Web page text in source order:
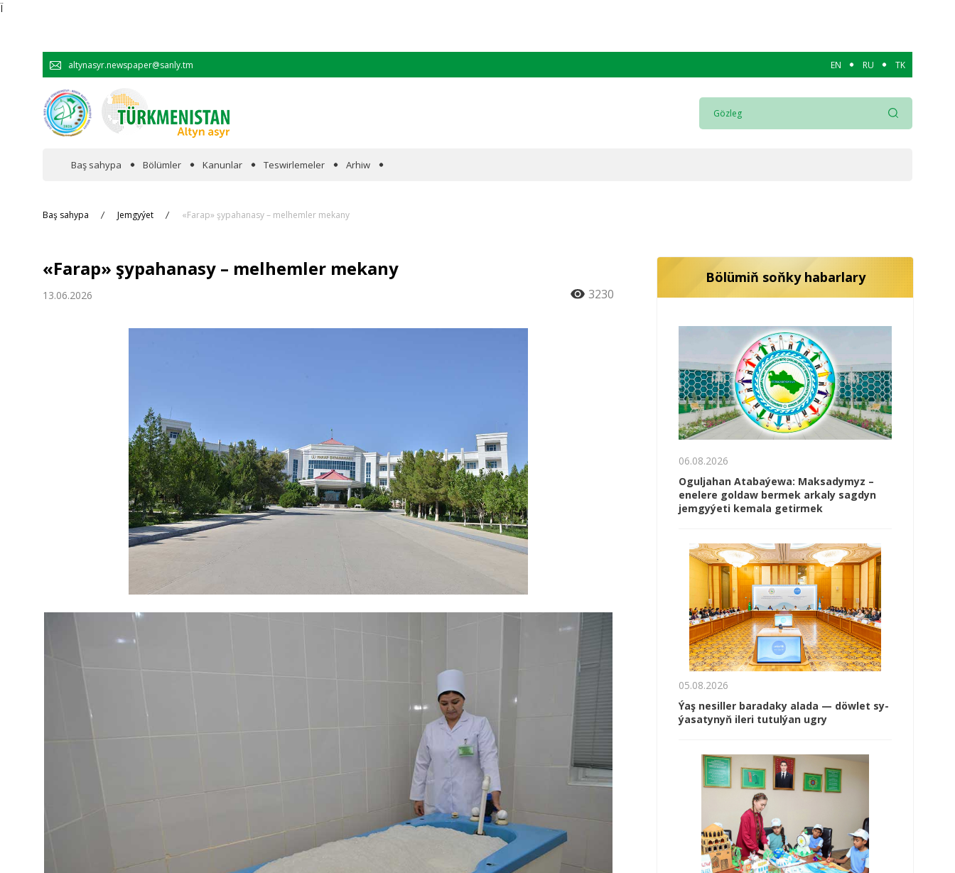
Ï
altynasyr.newspaper@sanly.tm EN RU TK
Baş sahypa Bölümler
Hyzmatdaşlyk
Ylym
Sport
Kanunlar Teswirlemeler Arhiw
Baş sahypa Jemgyýet «Farap» şypahanasy – melhemler mekany
«Farap» şypahanasy – melhemler mekany
13.06.2026 3230
Bölümiň soňky habarlary
06.08.2026
Oguljahan Atabaýewa: Maksadymyz –
enelere goldaw bermek arkaly sagdyn
jemgyýeti kemala getirmek
05.08.2026
Ýaş ne­sil­ler ba­ra­da­ky ala­da — döw­let sy­
ýa­sa­ty­nyň ile­ri tu­tul­ýan ug­ry